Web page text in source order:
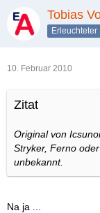
Tobias
Erleuchteter
10. Februar 2010
Zitat
Original von
Stryker, Ferno
unbekannt.
Na ja ...